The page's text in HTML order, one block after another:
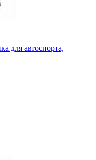
для автоспорта,